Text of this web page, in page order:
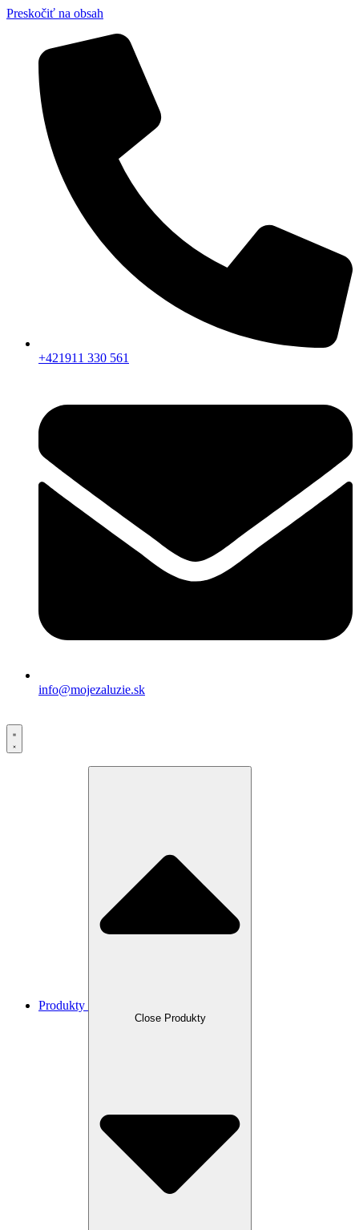
Preskočiť na obsah
+421911 330 561
info@mojezaluzie.sk
Produkty
Close Produkty